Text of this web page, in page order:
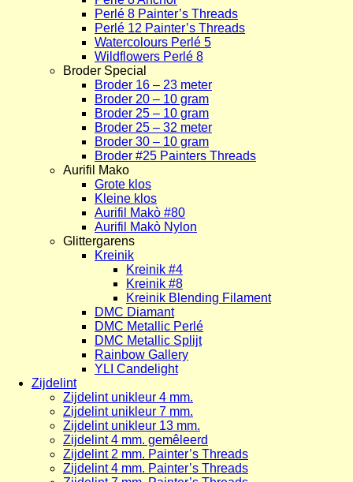
Perlé 8 Painter’s Threads
Perlé 12 Painter’s Threads
Watercolours Perlé 5
Wildflowers Perlé 8
Broder Special
Broder 16 – 23 meter
Broder 20 – 10 gram
Broder 25 – 10 gram
Broder 25 – 32 meter
Broder 30 – 10 gram
Broder #25 Painters Threads
Aurifil Mako
Grote klos
Kleine klos
Aurifil Makò #80
Aurifil Makò Nylon
Glittergarens
Kreinik
Kreinik #4
Kreinik #8
Kreinik Blending Filament
DMC Diamant
DMC Metallic Perlé
DMC Metallic Splijt
Rainbow Gallery
YLI Candelight
Zijdelint
Zijdelint unikleur 4 mm.
Zijdelint unikleur 7 mm.
Zijdelint unikleur 13 mm.
Zijdelint 4 mm. gemêleerd
Zijdelint 2 mm. Painter’s Threads
Zijdelint 4 mm. Painter’s Threads